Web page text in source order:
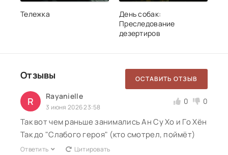
Тележка
День собак:
Преследование
дезертиров
Отзывы ОСТАВИТЬ ОТЗЫВ
R Rayanielle
3 июня 2026 23:58
0 0
Так вот чем раньше занимались Ан Су Хо и Го Хён
Так до "Слабого героя" (кто смотрел, поймёт)
Ответить Цитировать